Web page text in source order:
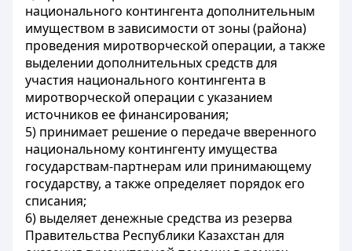
национального контингента дополнительным
имуществом в зависимости от зоны (района)
проведения миротворческой операции, а также
выделении дополнительных средств для
участия национального контингента в
миротворческой операции с указанием
источников ее финансирования;
5) принимает решение о передаче вверенного
национальному контингенту имущества
государствам-партнерам или принимающему
государству, а также определяет порядок его
списания;
6) выделяет денежные средства из резерва
Правительства Республики Казахстан для